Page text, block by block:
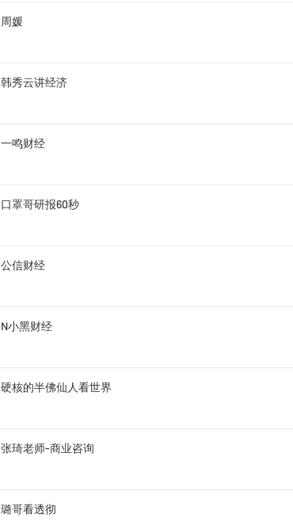
周媛
韩秀云讲经济
一鸣财经
口罩哥研报60秒
公信财经
N小黑财经
硬核的半佛仙人看世界
张琦老师-商业咨询
璐哥看透彻